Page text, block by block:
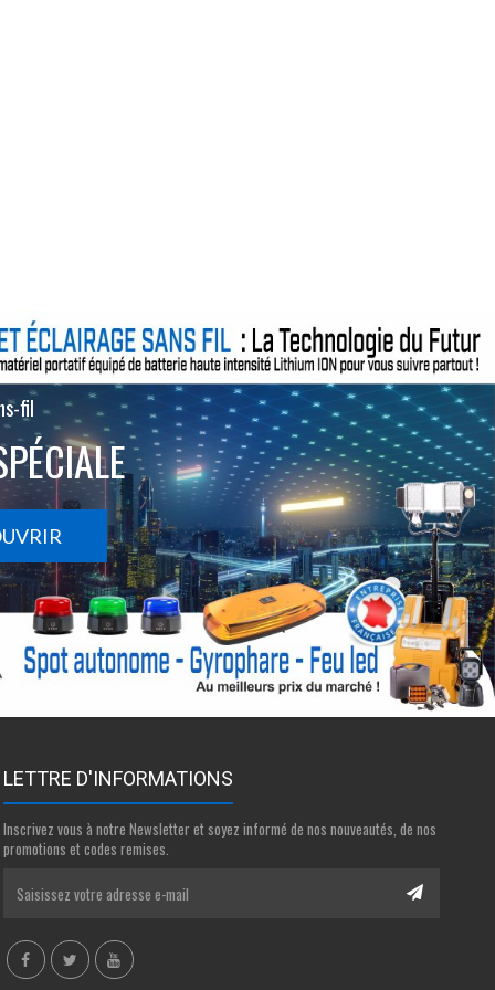
fil
LETTRE D'INFORMATIONS
Inscrivez vous à notre Newsletter et soyez informé de nos nouveautés, de nos
promotions et codes remises.